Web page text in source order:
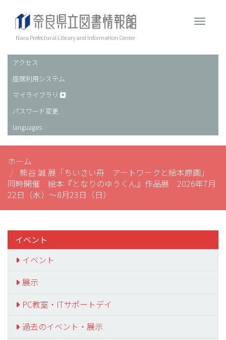
Nara Prefectural Library and Information Center
ヘ
ッ
ダ
ー
アクセス
座席利用システム
マイライブラリ
パスワード変更
languages
ホーム
熊谷 誠 展「ちいさい舟 アートワークと絵本原画」
同時開催 絵本『となりのゆうくん』作品展 2026年7月
22日（水）～8月23日（日）
イベント
イベント
展示
PC教室・ITサポートデイ
過去のイベント・展示